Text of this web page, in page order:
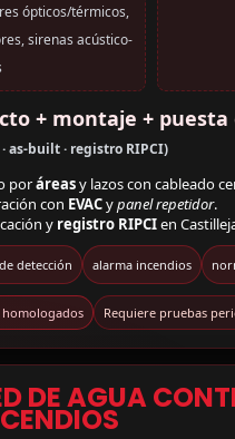
ópticos/térmicos,
sirenas acústico-
+ montaje +
· as-built · registro RIPCI)
poráreasy lazos con cableado
con EVACypanel repetidor.
y registro RIPCIen
detección alarma incendios
homologados Requiere pruebas
DE AGUA